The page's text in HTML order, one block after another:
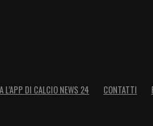
fuori dalla rassegna
con le loro nazionali;
L’APP DI CALCIO NEWS 24 CONTATTI